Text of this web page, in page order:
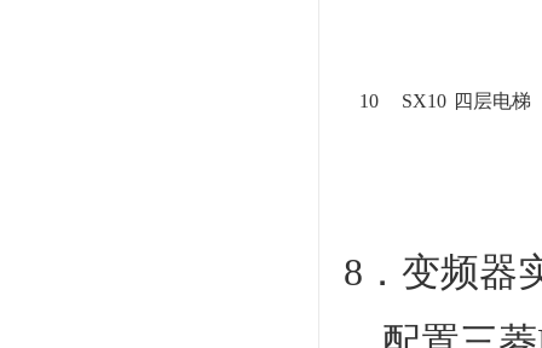
10 SX10 四层电梯
8．变频器